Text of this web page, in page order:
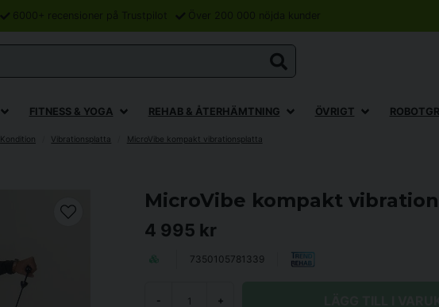
6000+ recensioner på Trustpilot Över 200 000 nöjda kunder
FITNESS & YOGA REHAB & ÅTERHÄMTNING ÖVRIGT
Kondition Vibrationsplatta MicroVibe kompakt vibrationsplatta
MicroVibe kompakt
4 995 kr
7350105781339
- +